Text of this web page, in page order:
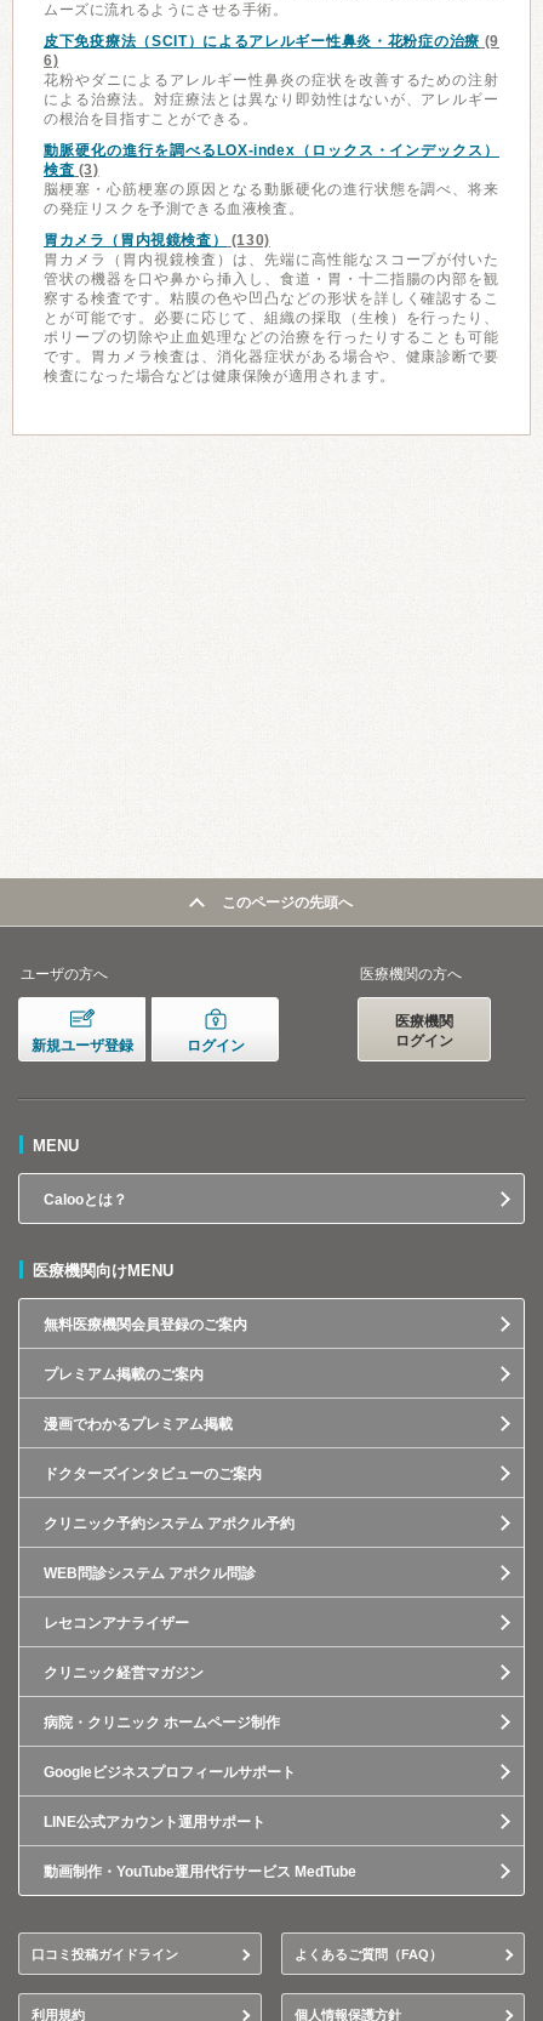
ムーズに流れるようにさせる手術。
皮下免疫療法（SCIT）によるアレルギー性鼻炎・花粉症の治療 (9
6)
花粉やダニによるアレルギー性鼻炎の症状を改善するための注射
による治療法。対症療法とは異なり即効性はないが、アレルギー
の根治を目指すことができる。
動脈硬化の進行を調べるLOX-index（ロックス・インデックス）
検査 (3)
脳梗塞・心筋梗塞の原因となる動脈硬化の進行状態を調べ、将来
の発症リスクを予測できる血液検査。
胃カメラ（胃内視鏡検査）
(130)
胃カメラ（胃内視鏡検査）は、先端に高性能なスコープが付いた
管状の機器を口や鼻から挿入し、食道・胃・十二指腸の内部を観
察する検査です。粘膜の色や凹凸などの形状を詳しく確認するこ
とが可能です。必要に応じて、組織の採取（生検）を行ったり、
ポリープの切除や止血処理などの治療を行ったりすることも可能
です。胃カメラ検査は、消化器症状がある場合や、健康診断で要
検査になった場合などは健康保険が適用されます。
このページの先頭へ
ユーザの方へ
新規ユーザ登録 ログイン
医療機関の方へ
医療機関
ログイン
MENU
Calooとは？
医療機関向けMENU
無料医療機関会員登録のご案内
プレミアム掲載のご案内
漫画でわかるプレミアム掲載
ドクターズインタビューのご案内
クリニック予約システム アポクル予約
WEB問診システム アポクル問診
レセコンアナライザー
クリニック経営マガジン
病院・クリニック ホームページ制作
Googleビジネスプロフィールサポート
LINE公式アカウント運用サポート
動画制作・YouTube運用代行サービス MedTube
口コミ投稿ガイドライン よくあるご質問（FAQ）
利用規約 個人情報保護方針